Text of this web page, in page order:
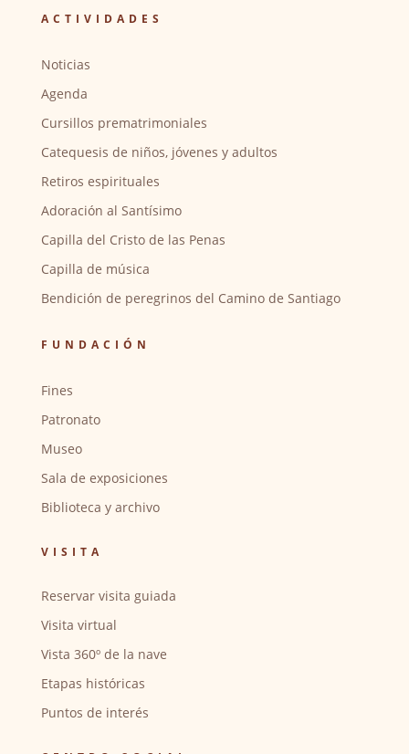
ACTIVIDADES
Noticias
Agenda
Cursillos prematrimoniales
Catequesis de niños, jóvenes y adultos
Retiros espirituales
Adoración al Santísimo
Capilla del Cristo de las Penas
Capilla de música
Bendición de peregrinos del Camino de Santiago
FUNDACIÓN
Fines
Patronato
Museo
Sala de exposiciones
Biblioteca y archivo
VISITA
Reservar visita guiada
Visita virtual
Vista 360º de la nave
Etapas históricas
Puntos de interés